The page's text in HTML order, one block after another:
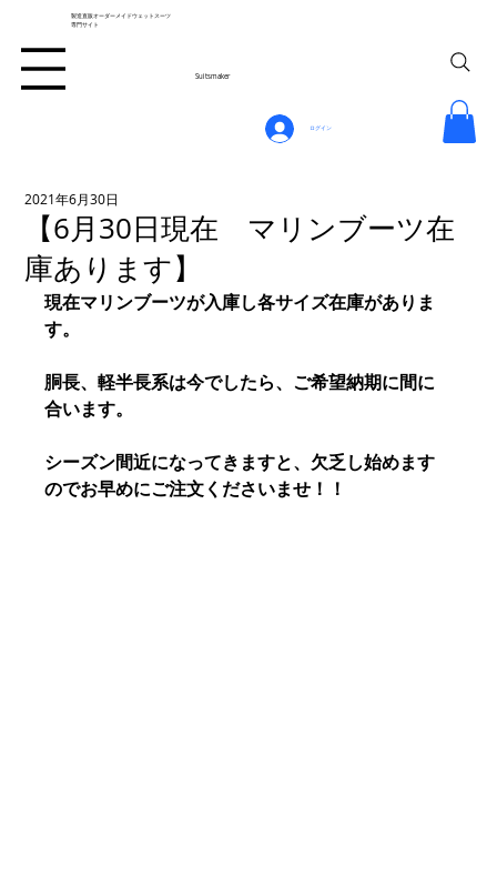
Suitsmaker
製造直販オーダーメイドウェットスーツ
専門サイト
ログイン
【6月30日現在 マリンブーツ在
庫あります】
2021年6月30日
現在マリンブーツが入庫し各サイズ在庫がありま
す。
胴長、軽半長系は今でしたら、ご希望納期に間に
合います。
シーズン間近になってきますと、欠乏し始めます
のでお早めにご注文くださいませ！！